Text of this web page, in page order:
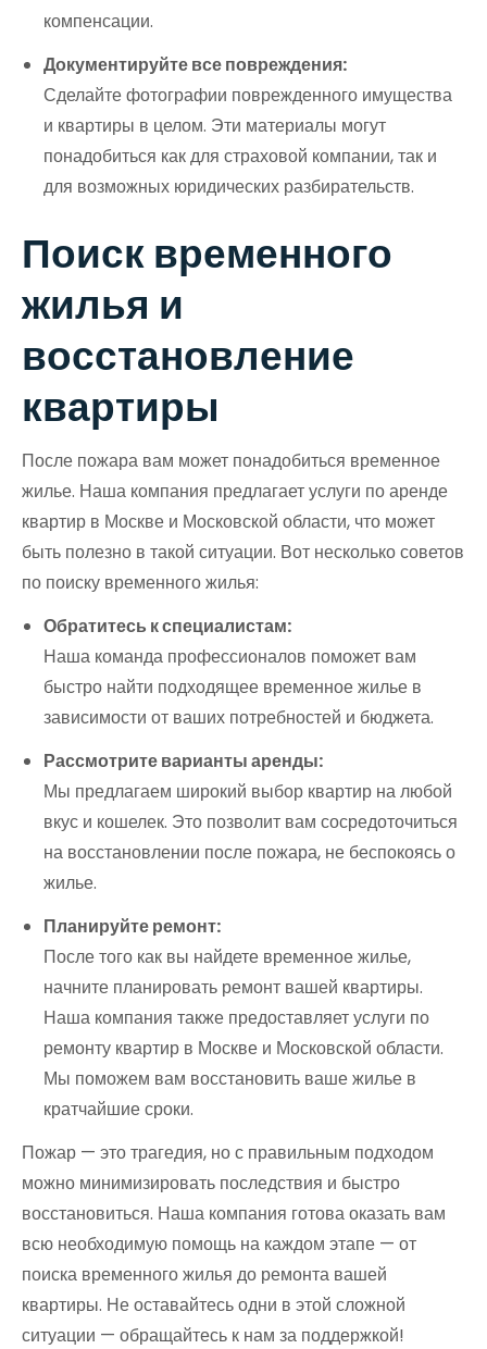
компенсации.
Документируйте все повреждения:
Сделайте фотографии поврежденного имущества
и квартиры в целом. Эти материалы могут
понадобиться как для страховой компании, так и
для возможных юридических разбирательств.
Поиск временного
жилья и
восстановление
квартиры
После пожара вам может понадобиться временное
жилье. Наша компания предлагает услуги по аренде
квартир в Москве и Московской области, что может
быть полезно в такой ситуации. Вот несколько советов
по поиску временного жилья:
Обратитесь к специалистам:
Наша команда профессионалов поможет вам
быстро найти подходящее временное жилье в
зависимости от ваших потребностей и бюджета.
Рассмотрите варианты аренды:
Мы предлагаем широкий выбор квартир на любой
вкус и кошелек. Это позволит вам сосредоточиться
на восстановлении после пожара, не беспокоясь о
жилье.
Планируйте ремонт:
После того как вы найдете временное жилье,
начните планировать ремонт вашей квартиры.
Наша компания также предоставляет услуги по
ремонту квартир в Москве и Московской области.
Мы поможем вам восстановить ваше жилье в
кратчайшие сроки.
Пожар — это трагедия, но с правильным подходом
можно минимизировать последствия и быстро
восстановиться. Наша компания готова оказать вам
всю необходимую помощь на каждом этапе — от
поиска временного жилья до ремонта вашей
квартиры. Не оставайтесь одни в этой сложной
ситуации — обращайтесь к нам за поддержкой!